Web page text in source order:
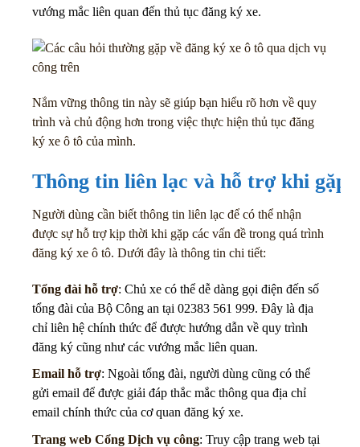
vướng mắc liên quan đến thủ tục đăng ký xe.
Nắm vững thông tin này sẽ giúp bạn hiểu rõ hơn về quy
trình và chủ động hơn trong việc thực hiện thủ tục đăng
ký xe ô tô của mình.
Thông tin liên lạc và hỗ trợ khi gặp
Người dùng cần biết thông tin liên lạc để có thể nhận
được sự hỗ trợ kịp thời khi gặp các vấn đề trong quá trình
đăng ký xe ô tô. Dưới đây là thông tin chi tiết:
Tổng đài hỗ trợ: Chủ xe có thể dễ dàng gọi điện đến số
tổng đài của Bộ Công an tại 02383 561 999. Đây là địa
chỉ liên hệ chính thức để được hướng dẫn về quy trình
đăng ký cũng như các vướng mắc liên quan.
Email hỗ trợ: Ngoài tổng đài, người dùng cũng có thể
gửi email để được giải đáp thắc mắc thông qua địa chỉ
email chính thức của cơ quan đăng ký xe.
Trang web Cổng Dịch vụ công: Truy cập trang web tại